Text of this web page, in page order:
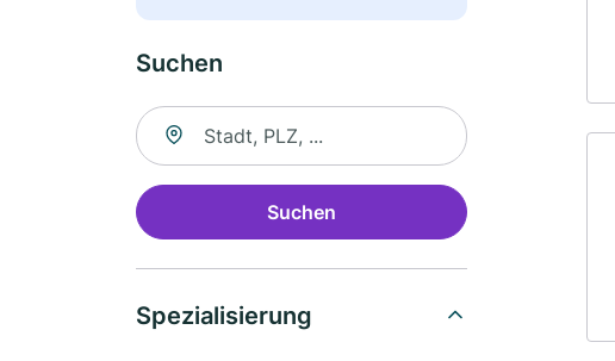
Suchen
Suche nach Ort
Suchen
Spezialisierung